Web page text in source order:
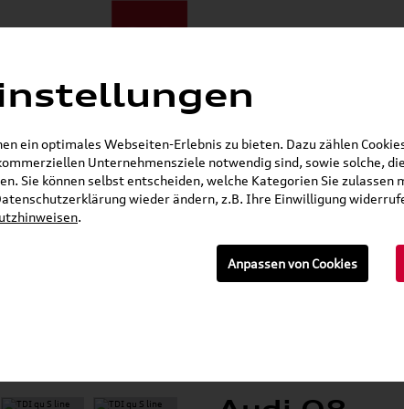
Gerade geöffnet
ein optimales Webseiten-Erlebnis zu bieten. Dazu zählen
Unternehmensziele notwendig sind, sowie solche,
Sie können selbst entscheiden, welche Kategorien Sie zulassen
wieder ändern, z.B. Ihre Einwilligung
.
Anpassen von Cookies